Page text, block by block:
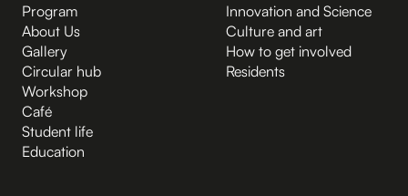
Program
About Us
Gallery
Circular hub
Workshop
Café
Student life
Education
Innovation and Science
Culture and art
How to get involved
Residents